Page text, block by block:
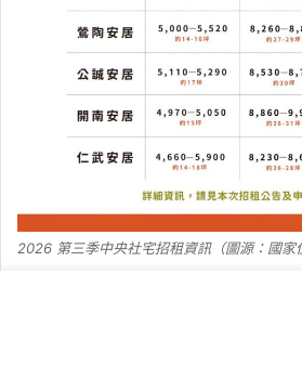
2026 第三季中央社宅招租資訊（圖源：國家
2026 第三季中央社